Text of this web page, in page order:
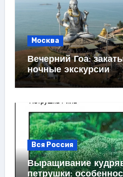
Москва
Вечерний Гоа:
ночные экскурсии
Вся Россия
Выращивание
петрушки: